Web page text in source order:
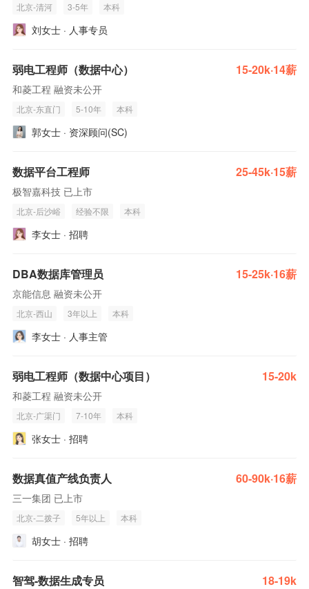
北京-清河 3-5年 本科
刘女士 · 人事专员
弱电工程师（数据中心） 15-20k·14薪
和菱工程 融资未公开
北京-东直门 5-10年 本科
郭女士 · 资深顾问(SC)
数据平台工程师 25-45k·15薪
极智嘉科技 已上市
北京-后沙峪 经验不限 本科
李女士 · 招聘
DBA数据库管理员 15-25k·16薪
京能信息 融资未公开
北京-西山 3年以上 本科
李女士 · 人事主管
弱电工程师（数据中心项目） 15-20k
和菱工程 融资未公开
北京-广渠门 7-10年 本科
张女士 · 招聘
数据真值产线负责人 60-90k·16薪
三一集团 已上市
北京-二拨子 5年以上 本科
胡女士 · 招聘
智驾-数据生成专员 18-19k